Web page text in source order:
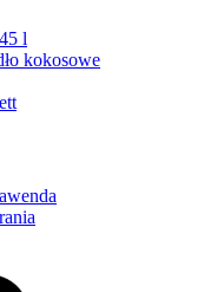
l
kokosowe